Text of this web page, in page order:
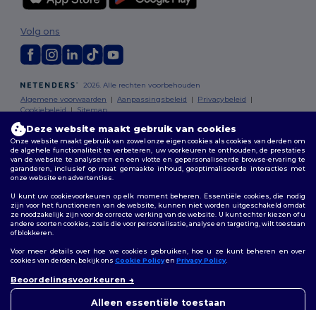
2026. Alle rechten voorbehouden
Algemene voorwaarden |Aanpassingsbeleid | Privacybeleid |
Cookiebeleid|Sitemap
Volg ons
Bruxelles | Anvers |Mortsel|Malines |Lierre|Turnhout| Geel|
Herentals | Hoogstraten| Bruges
Deze website maakt gebruik van cookies
Onze website maakt gebruik van zowel onze eigen cookies als cookies van derden om
de algehele functionaliteit te verbeteren, uw voorkeuren te onthouden, de prestaties
van de website te analyseren en een vlotte en gepersonaliseerde browse-ervaring te
garanderen, inclusief op maat gemaakte inhoud, geoptimaliseerde interacties met
onze website en advertenties.
U kunt uw cookievoorkeuren op elk moment beheren. Essentiële cookies, die nodig
zijn voor het functioneren van de website, kunnen niet worden uitgeschakeld omdat
ze noodzakelijk zijn voor de correcte werking van de website. U kunt echter kiezen of u
andere soorten cookies, zoals die voor personalisatie, analyse en targeting, wilt toestaan
of blokkeren.
Voor meer details over hoe we cookies gebruiken, hoe u ze kunt beheren en over
cookies van derden, bekijk ons Cookie Policyen Privacy Policy.
Beoordelingsvoorkeuren
Alleen essentiële toestaan
moment contact met ons